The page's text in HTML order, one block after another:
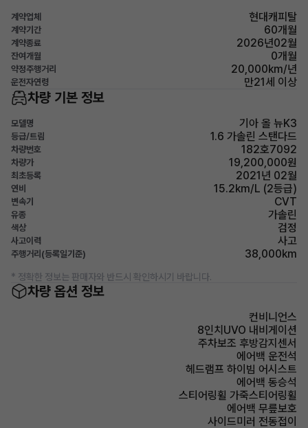
계약업체 현대캐피탈
계약기간 60개월
계약종료 2026년02월
잔여개월 0개월
약정주행거리 20,000km/년
운전자연령 만21세 이상
차량 기본 정보
모델명 기아 올 뉴K3
등급/트림 1.6 가솔린 스탠다드
차량번호 182호7092
차량가 19,200,000원
최초등록 2021년 02월
연비 15.2km/L (2등급)
변속기 CVT
유종 가솔린
색상 검정
사고이력 사고
주행거리(등록일기준) 38,000km
* 정확한 정보는 판매자와 반드시 확인하시기 바랍니다.
차량 옵션 정보
컨비니언스
8인치UVO 내비게이션
주차보조 후방감지센서
에어백 운전석
헤드램프 하이빔 어시스트
에어백 동승석
스티어링휠 가죽스티어링휠
에어백 무릎보호
사이드미러 전동접이